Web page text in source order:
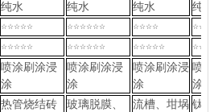
纯水 纯水 纯水
纯
☆☆☆☆☆ ☆☆☆☆☆☆ ☆☆☆☆
☆☆☆☆☆ ☆☆☆☆☆☆ ☆☆☆☆☆
喷涂刷涂浸
涂
喷涂刷涂浸
涂
喷涂刷涂浸
涂
喷
涂
热管烧结砖
玻璃脱膜、
流槽、坩埚 钛